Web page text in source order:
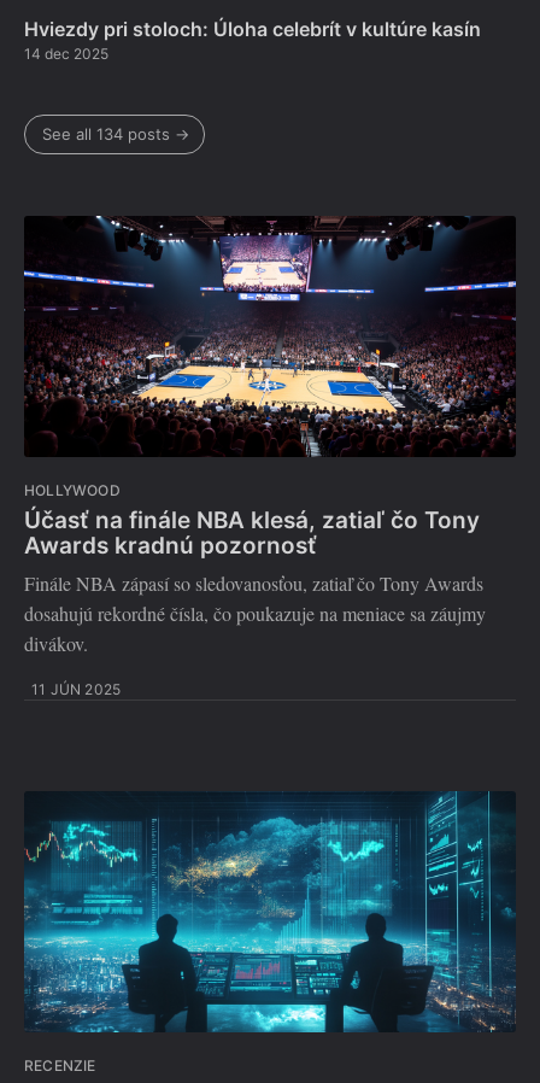
Hviezdy pri stoloch: Úloha celebrít v kultúre kasín
14 dec 2025
See all 134 posts →
HOLLYWOOD
Účasť na finále NBA klesá, zatiaľ čo Tony
Awards kradnú pozornosť
Finále NBA zápasí so sledovanosťou, zatiaľ čo Tony Awards
dosahujú rekordné čísla, čo poukazuje na meniace sa záujmy
divákov.
11 JÚN 2025
RECENZIE